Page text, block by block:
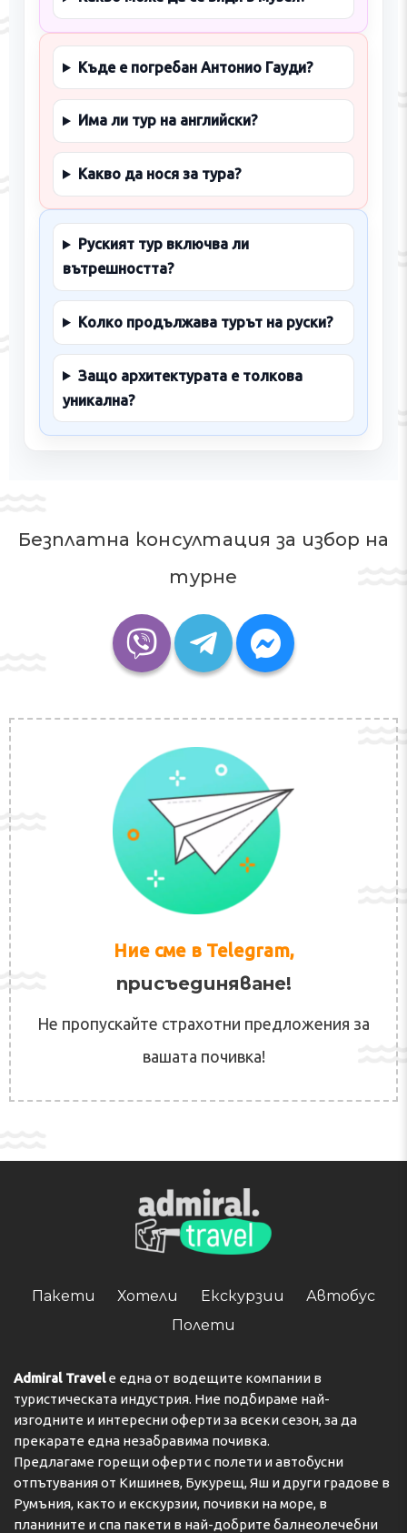
Къде е погребан Антонио Гауди?
Има ли тур на английски?
Какво да нося за тура?
Руският тур включва ли
вътрешността?
Колко продължава турът на руски?
Защо архитектурата е толкова
уникална?
Безплатна консултация за избор на
турне
Ние сме в Telegram,
присъединяване!
Не пропускайте страхотни предложения за
вашата почивка!
Пакети Хотели Екскурзии
Автобус
Полети
Admiral Travelе една от водещите компании в
туристическата индустрия. Ние подбираме най-
изгодните и интересни оферти за всеки сезон, за да
прекарате една незабравима почивка.
Предлагаме горещи оферти с полети и автобусни
отпътувания от Кишинев, Букурещ, Яш и други градове в
Румъния, както и екскурзии, почивки на море, в
планините и спа пакети в най-добрите балнеолечебни